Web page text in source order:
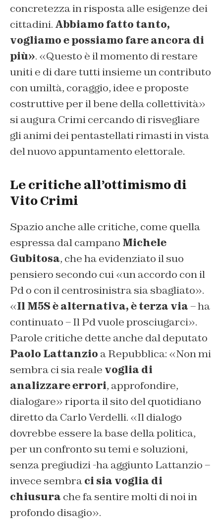
concretezza in risposta alle esigenze dei
cittadini. Abbiamo fatto tanto,
vogliamo e possiamo fare ancora di
più». «Questo è il momento di restare
uniti e di dare tutti insieme un contributo
con umiltà, coraggio, idee e proposte
costruttive per il bene della collettività»
si augura Crimi cercando di risvegliare
gli animi dei pentastellati rimasti in vista
del nuovo appuntamento elettorale.
Le critiche all’ottimismo di
Vito Crimi
Spazio anche alle critiche, come quella
espressa dal campano Michele
Gubitosa, che ha evidenziato il suo
pensiero secondo cui «un accordo con il
Pd o con il centrosinistra sia sbagliato».
«Il M5S è alternativa, è terza via– ha
continuato – Il Pd vuole prosciugarci».
Parole critiche dette anche dal deputato
Paolo Lattanzio a Repubblica: «Non mi
sembra ci sia reale voglia di
analizzare errori, approfondire,
dialogare» riporta il sito del quotidiano
diretto da Carlo Verdelli. «Il dialogo
dovrebbe essere la base della politica,
per un confronto su temi e soluzioni,
senza pregiudizi -ha aggiunto Lattanzio –
invece sembraci sia voglia di
chiusura che fa sentire molti di noi in
profondo disagio».